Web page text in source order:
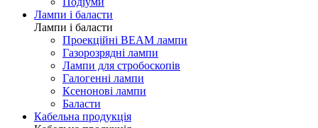
Лампи і баласти
Лампи і баласти
Проекційні BEAM лампи
Газорозрядні лампи
Лампи для стробоскопів
Галогенні лампи
Ксенонові лампи
Баласти
Кабельна продукція